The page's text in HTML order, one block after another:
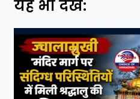
यह भी देखें: